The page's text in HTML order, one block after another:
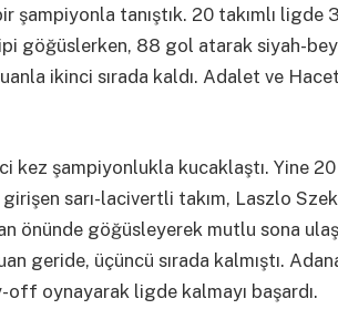
şampiyonla tanıştık. 20 takımlı ligde
ipi göğüslerken, 88 gol atarak siyah-
ikinci sırada kaldı. Adalet ve
kez şampiyonlukla kucaklaştı. Yine
girişen sarı-lacivertli takım, Laszlo
önünde göğüsleyerek mutlu sona
geride, üçüncü sırada kalmıştı.
oynayarak ligde kalmayı başardı.